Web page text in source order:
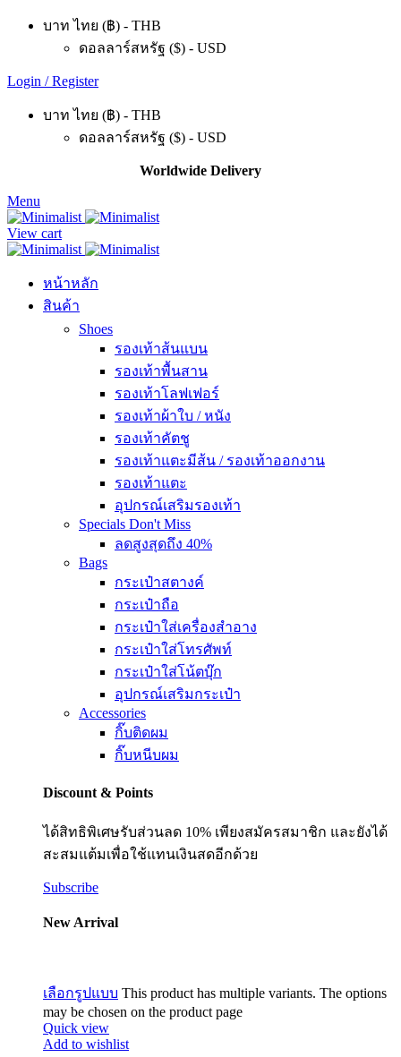
บาท ไทย (฿) - THB
ดอลลาร์สหรัฐ ($) - USD
Login / Register
บาท ไทย (฿) - THB
ดอลลาร์สหรัฐ ($) - USD
Worldwide Delivery
Menu
View cart
หน้าหลัก
สินค้า
Shoes
รองเท้าส้นแบน
รองเท้าพื้นสาน
รองเท้าโลฟเฟอร์
รองเท้าผ้าใบ / หนัง
รองเท้าคัตชู
รองเท้าแตะมีส้น / รองเท้าออกงาน
รองเท้าแตะ
อุปกรณ์เสริมรองเท้า
Specials Don't Miss
ลดสูงสุดถึง 40%
Bags
กระเป๋าสตางค์
กระเป๋าถือ
กระเป๋าใส่เครื่องสำอาง
กระเป๋าใส่โทรศัพท์
กระเป๋าใส่โน้ตบุ๊ก
อุปกรณ์เสริมกระเป๋า
Accessories
กิ๊บติดผม
กิ๊บหนีบผม
Discount & Points
ได้สิทธิพิเศษรับส่วนลด 10% เพียงสมัครสมาชิก และยังได้
สะสมแต้มเพื่อใช้แทนเงินสดอีกด้วย
Subscribe
New Arrival
เลือกรูปแบบ This product has multiple variants. The options
may be chosen on the product page
Quick view
Add to wishlist